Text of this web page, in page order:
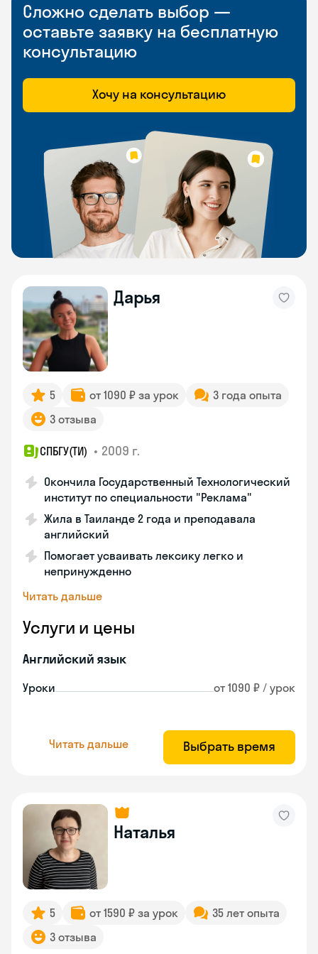
Сложно сделать выбор —
оставьте заявку на бесплатную
консультацию
Хочу на консультацию
Дарья
5 от 1090 ₽ за урок
3 года опыта
3 отзыва
СПБГУ(ТИ) • 2009 г.
Окончила Государственный Технологический
институт по специальности "Реклама"
Жила в Таиланде 2 года и преподавала
английский
Помогает усваивать лексику легко и
непринужденно
Читать дальше
Услуги и цены
Английский язык
Уроки от 1090 ₽ / урок
Читать дальше Выбрать время
Наталья
5 от 1590 ₽ за урок
35 лет опыта
3 отзыва